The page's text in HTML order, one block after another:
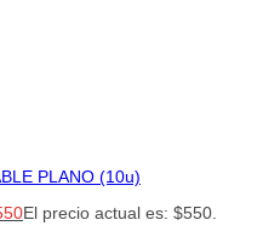
PLANO (10u)
El precio actual es: $550.